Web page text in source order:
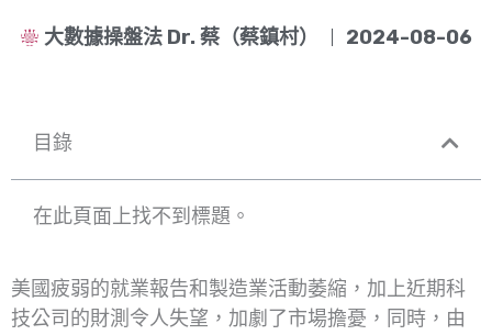
大數據操盤法 Dr. 蔡（蔡鎮村） 2024-08-06
目錄
在此頁面上找不到標題。
美國疲弱的就業報告和製造業活動萎縮，加上近期科
技公司的財測令人失望，加劇了市場擔憂，同時，由